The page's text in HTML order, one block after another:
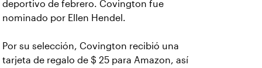
deportivo de febrero. Covington fue
nominado por Ellen Hendel.
Por su selección, Covington recibió una
tarjeta de regalo de $ 25 para Amazon, así